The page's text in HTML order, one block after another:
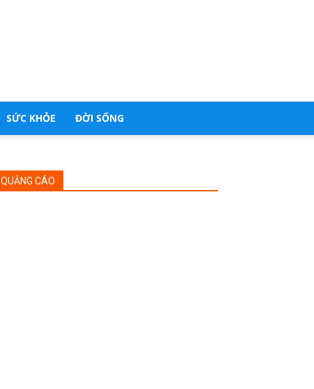
SỨC KHỎE ĐỜI SỐNG
QUẢNG CÁO